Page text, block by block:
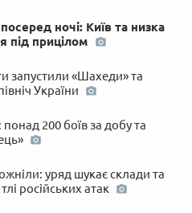
ночі: Київ та низка
під прицілом
запустили «Шахеди» та
України
200 боїв за добу та
уряд шукає склади та
російських атак